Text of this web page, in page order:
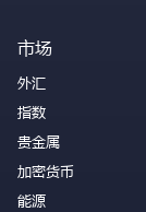
市场
外汇
指数
贵金属
加密货币
能源